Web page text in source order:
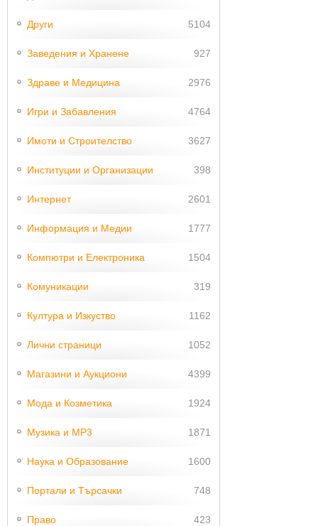
Други 5104
Заведения и Хранене 927
Здраве и Медицина 2976
Игри и Забавления 4764
Имоти и Строителство 3627
Институции и Организации 398
Интернет 2601
Информация и Медии 1777
Компютри и Електроника 1504
Комуникации 319
Култура и Изкуство 1162
Лични страници 1052
Магазини и Аукциони 4399
Мода и Козметика 1924
Музика и MP3 1871
Наука и Образование 1600
Портали и Търсачки 748
Право 423